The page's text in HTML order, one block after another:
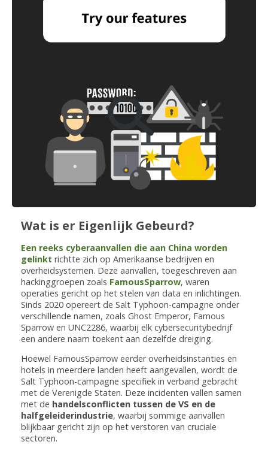
Wat is er Eigenlijk Gebeurd?
Een reeks cyberaanvallen die aan China worden
gelinkt richtte zich op Amerikaanse bedrijven en
overheidsystemen. Deze aanvallen, toegeschreven aan
hackinggroepen zoals FamousSparrow, waren
operaties gericht op het stelen van data en inlichtingen.
Sinds 2020 opereert de Salt Typhoon-campagne onder
verschillende namen, zoals Ghost Emperor, Famous
Sparrow en UNC2286, waarbij elk cybersecuritybedrijf
een andere naam toekent aan dezelfde dreiging.
Hoewel FamousSparrow eerder overheidsinstanties en
hotels in meerdere landen heeft aangevallen, wordt de
Salt Typhoon-campagne specifiek in verband gebracht
met de Verenigde Staten. Deze incidenten vallen samen
met de handelsconflicten tussen de VS en de
halfgeleiderindustrie, waarbij sommige aanvallen
blijkbaar gericht zijn op het verstoren van cruciale
sectoren.